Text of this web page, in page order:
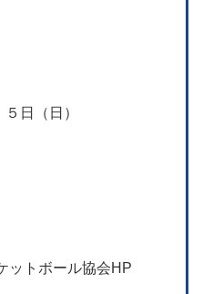
日（日）
ットボール協会HP